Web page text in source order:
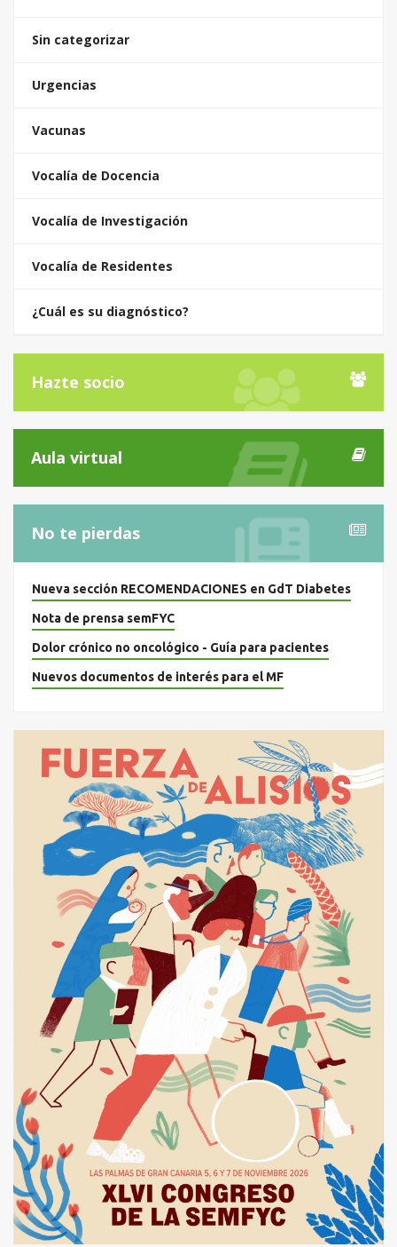
Sin categorizar
Urgencias
Vacunas
Vocalía de Docencia
Vocalía de Investigación
Vocalía de Residentes
¿Cuál es su diagnóstico?
Hazte socio
Aula virtual
No te pierdas
Nueva sección RECOMENDACIONES en GdT Diabetes
Nota de prensa semFYC
Dolor crónico no oncológico - Guía para pacientes
Nuevos documentos de interés para el MF